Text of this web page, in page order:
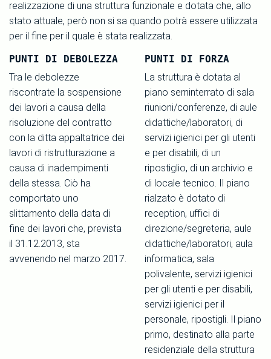
realizzazione di una struttura funzionale e dotata che, allo
stato attuale, però non si sa quando potrà essere utilizzata
per il fine per il quale è stata realizzata.
PUNTI DI DEBOLEZZA
Tra le debolezze
riscontrate la sospensione
dei lavori a causa della
risoluzione del contratto
con la ditta appaltatrice dei
lavori di ristrutturazione a
causa di inadempimenti
della stessa. Ciò ha
comportato uno
slittamento della data di
fine dei lavori che, prevista
il 31.12.2013, sta
avvenendo nel marzo 2017.
PUNTI DI FORZA
La struttura è dotata al
piano seminterrato di sala
riunioni/conferenze, di aule
didattiche/laboratori, di
servizi igienici per gli utenti
e per disabili, di un
ripostiglio, di un archivio e
di locale tecnico. Il piano
rialzato è dotato di
reception, uffici di
direzione/segreteria, aule
didattiche/laboratori, aula
informatica, sala
polivalente, servizi igienici
per gli utenti e per disabili,
servizi igienici per il
personale, ripostigli. Il piano
primo, destinato alla parte
residenziale della struttura